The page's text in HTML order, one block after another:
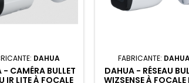
DAHUA
- CAMÉRA BULLET
IR LITE À FOCALE
FABRICANTE:
DAHUA - RÉSEAU
WIZSENSE À FOCALE